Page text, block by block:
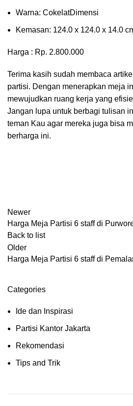
Wаrnа: CоkеlаtDіmеnѕі
Kеmаѕаn: 124.0 x 124.0 x 14.0
Harga : Rp. 2.800.000
Terima kasih sudah membaca
partisi. Dengan menerapkan meja
mewujudkan ruang kerja yang
Jangan lupa untuk berbagi tulisan
teman Kau agar mereka juga bisa
berharga ini.
Newer
Harga Meja Partisi 6 staff di
Back to list
Older
Harga Meja Partisi 6 staff di
Categories
Ide dan Inspirasi
Partisi Kantor Jakarta
Rekomendasi
Tips and Trik